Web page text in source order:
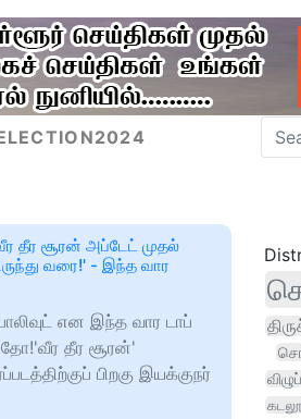
தீர சூரன் அப்டேட் முதல்
வரை!' - இந்த வார
என இந்த வார டாப்
தீர சூரன்'
பிறகு இயக்குநர்